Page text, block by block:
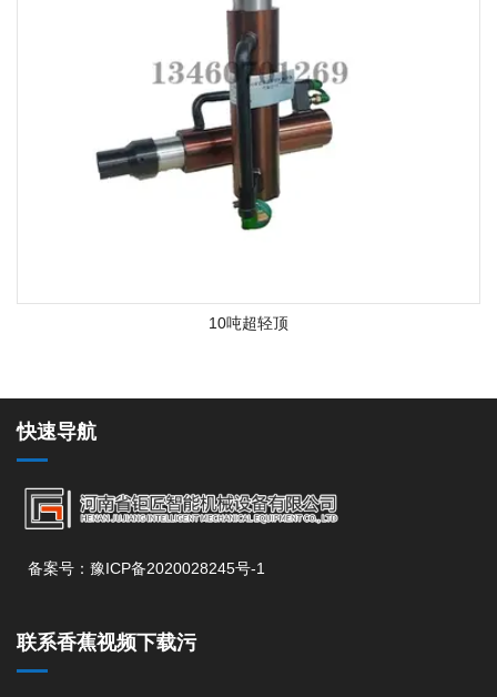
10吨超轻顶
快速导航
备案号：豫ICP备2020028245号-1
联系香蕉视频下载污